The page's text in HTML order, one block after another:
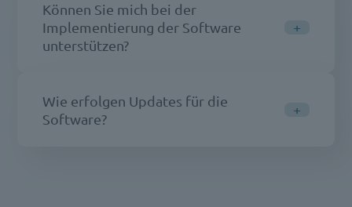
Können Sie mich bei der
Implementierung der Software
unterstützen?
Wie erfolgen Updates für die
Software?